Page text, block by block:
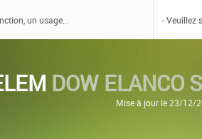
DOW ELANCO
Mise à jour le 23/12/